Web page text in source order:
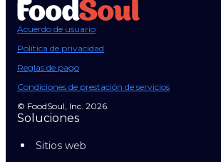
Acuerdo de usuario
Política de privacidad
Reglas de pago
Condiciones de prestación de servicios
© FoodSoul, Inc. 2026.
Soluciones
Sitios web